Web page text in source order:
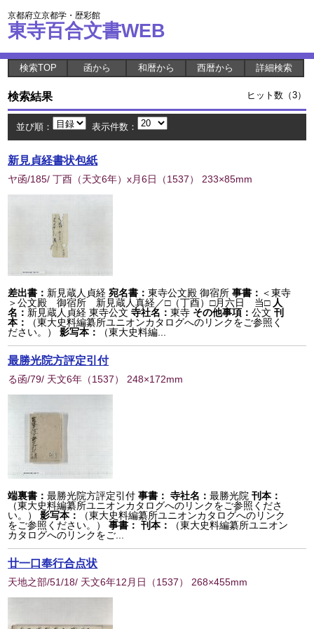
京都府立京都学・歴彩館
東寺百合文書WEB
検索TOP 函から 和暦から 西暦から 詳細検索
検索結果 ヒット数（3）
並び順： 表示件数：
新見貞経書状包紙
ヤ函/185/ 丁酉（天文6年）x月6日 （1537） 233×85mm
差出書： 新見蔵人貞経 宛名書：東寺公文殿 御宿所 事書： ＜東寺
＞公文殿 御宿所 新見蔵人真経／□（丁酉）□月六日 当□ 人
名： 新見蔵人貞経 東寺公文 寺社名：東寺 その他事項：公文刊
本：
（東大史料編纂所ユニオンカタログへのリンクをご参照く
ださい。）
影写本： （東大史料編...
最勝光院方評定引付
る函/79/ 天文6年 （1537） 248×172mm
端裏書：最勝光院方評定引付 事書： 寺社名：最勝光院 刊本：
（東大史料編纂所ユニオンカタログへのリンクをご参照くださ
い。）
影写本：
（東大史料編纂所ユニオンカタログへのリンク
をご参照ください。）
事書： 刊本：
（東大史料編纂所ユニオン
カタログへのリンクをご...
廿一口奉行合点状
天地之部/51/18/ 天文6年12月日 （1537） 268×455mm